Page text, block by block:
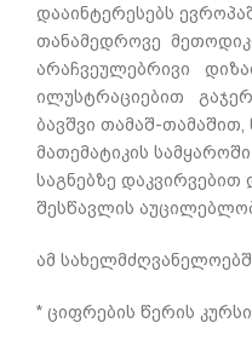
დააინტერესებს
თანამედროვე
არაჩვეულებრივი
ილუსტრაციებით
ბავშვი თამაშ-თამაშით,
მათემატიკის
საგნებზე დაკვირვებით
შესწავლის
ამ
* ციფრების წერის